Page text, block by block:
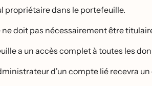
propriétaire dans le portefeuille.
doit pas nécessairement être
a un accès complet à toutes les
d'un compte lié recevra